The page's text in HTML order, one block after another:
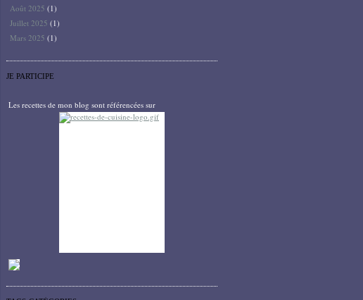
Août 2025 (1)
Juillet 2025 (1)
Mars 2025 (1)
JE PARTICIPE
Les recettes de mon blog sont référencées sur